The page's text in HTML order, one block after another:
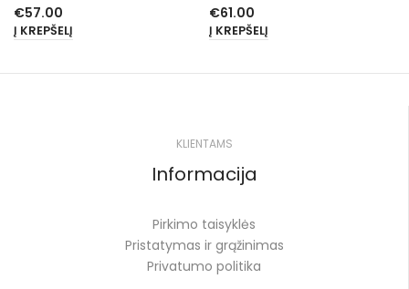
€57.00
Į KREPŠELĮ
€61.00
Į KREPŠELĮ
KLIENTAMS
Informacija
Pirkimo taisyklės
Pristatymas ir grąžinimas
Privatumo politika